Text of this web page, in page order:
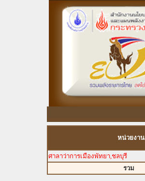
หน่วยงาน
ศาลาว่าการเมืองพัทยา,ชลบุรี
รวม